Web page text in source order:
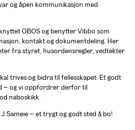
og åpen kommunikasjon med
OBOS og benytter Vibbo som
kontakt og dokumentdeling. Her
fra styret, husordensregler, vedtekter
trives og bidra til fellesskapet. Et godt
– og vi oppfordrer derfor til
naboskikk.
Sameie – et trygt og godt sted å bo!